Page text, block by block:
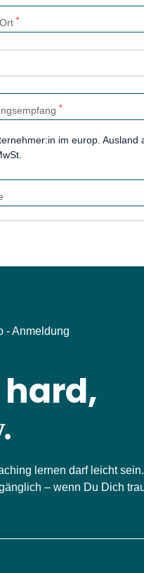
Ort *
*
im europ.
lernen darf leicht
– wenn Du Dich